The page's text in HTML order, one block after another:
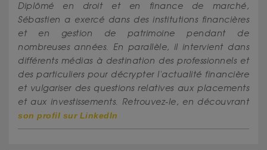
Diplômé en droit et en finance de marché,
Sébastien a exercé dans des institutions financières
et en gestion de patrimoine pendant de
nombreuses années. En parallèle, il intervient dans
différents médias à destination des professionnels et
des particuliers pour décrypter l'actualité financière
et vulgariser des questions relatives aux placements
et aux investissements. Retrouvez-le, en découvrant
son profil sur LinkedIn